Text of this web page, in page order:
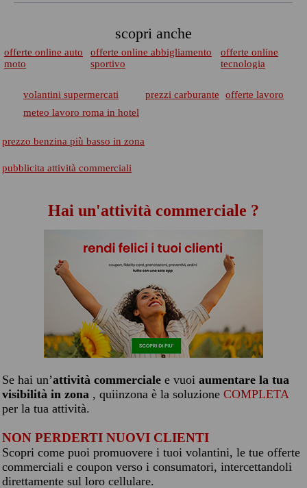
scopri anche
offerte online auto
moto
offerte online abbigliamento
sportivo
offerte online
tecnologia
volantini supermercati prezzi carburante
offerte lavoro
meteo lavoro roma in hotel
prezzo benzina più basso in zona
pubblicita attività commerciali
Hai un'attività commerciale ?
Se hai un’attività commerciale e vuoi aumentare la tua
visibilità in zona , quiinzona è la soluzione COMPLETA
per la tua attività.
NON PERDERTI NUOVI CLIENTI
Scopri come puoi promuovere i tuoi volantini, le tue offerte
commerciali e coupon verso i consumatori, intercettandoli
direttamente sul loro cellulare.